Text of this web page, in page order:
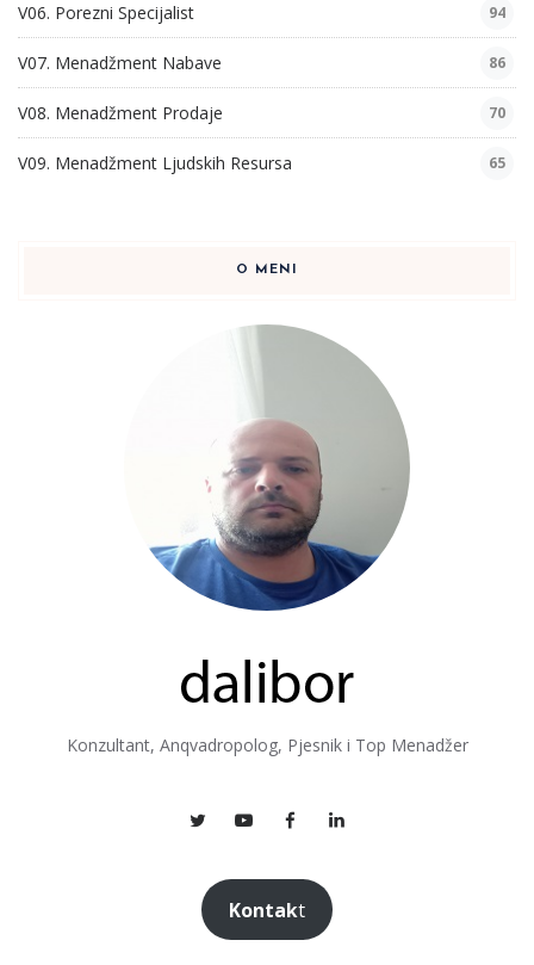
V06. Porezni Specijalist 94
V07. Menadžment Nabave 86
V08. Menadžment Prodaje 70
V09. Menadžment Ljudskih Resursa 65
O MENI
Konzultant, Anqvadropolog, Pjesnik i Top Menadžer
Kontakt